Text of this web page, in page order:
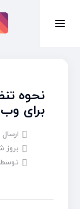
نحوه
برای
بروز
توسط